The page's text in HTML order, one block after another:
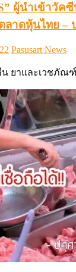
ผู้นำเข้าวัค
ลาดหุ้นไทย –
Author
Pasusart News
น ยาและเวชภัณ